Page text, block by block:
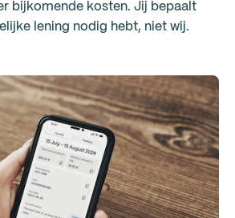
bijkomende kosten. Jij bepaalt
lening nodig hebt, niet wij.